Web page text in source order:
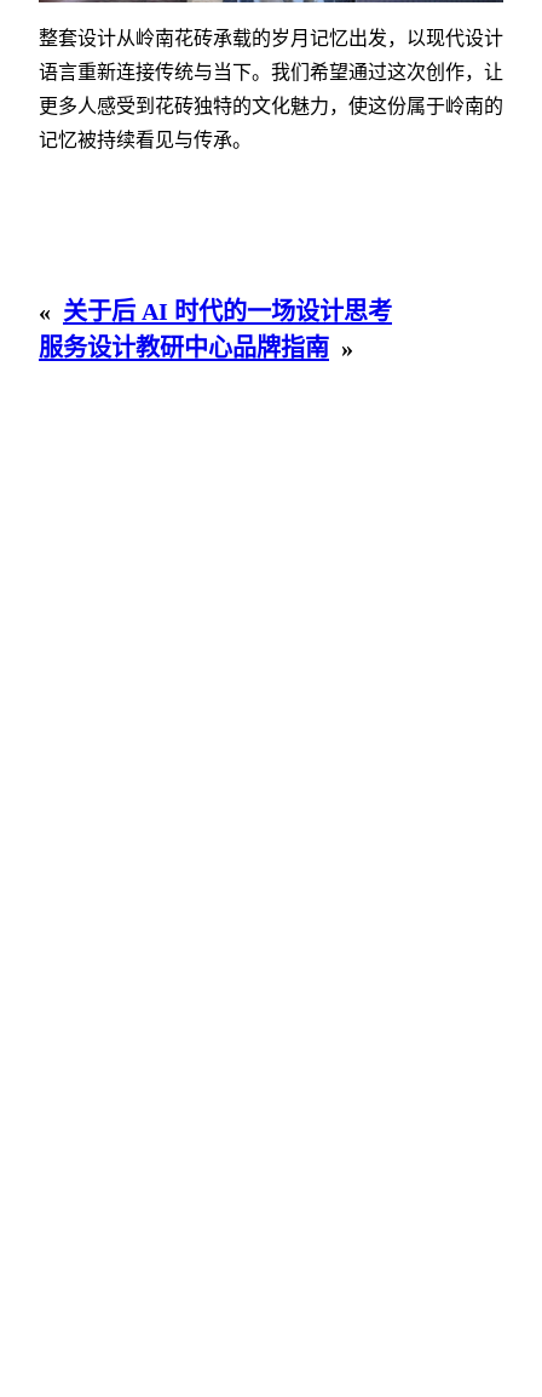
整套设计从岭南花砖承载的岁月记忆出发，以现代设计
语言重新连接传统与当下。我们希望通过这次创作，让
更多人感受到花砖独特的文化魅力，使这份属于岭南的
记忆被持续看见与传承。
« 关于后 AI 时代的一场设计思考
服务设计教研中心品牌指南 »